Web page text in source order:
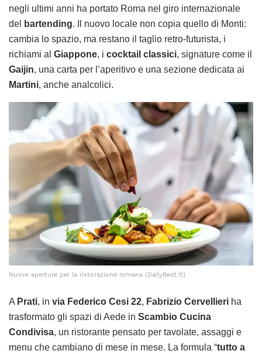
negli ultimi anni ha portato Roma nel giro internazionale
del
bartending. Il nuovo locale non copia quello di Monti:
cambia lo spazio, ma restano il taglio retro-futurista, i
richiami al Giappone, i cocktail classici, signature come il
Gaijin, una carta per l’aperitivo e una sezione dedicata ai
Martini, anche analcolici.
Nuove aperture per la ristorazione romana (DailyBest.it)
A Prati, in via Federico Cesi 22, Fabrizio Cervellieri ha
trasformato gli spazi di Aede in Scambio Cucina
Condivisa, un ristorante pensato per tavolate, assaggi e
menu che cambiano di mese in mese. La formula “tutto a